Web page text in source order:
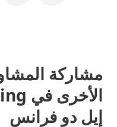
مشاركة
إيل دو فرانس